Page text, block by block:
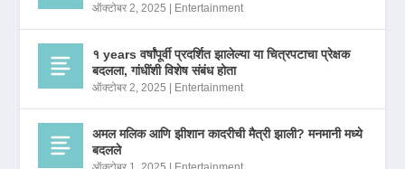
ऑक्टोबर 2, 2025 Entertainment
१ years वर्षांपूर्वी प्रदर्शित झालेल्या या चित्रपटाचा प्रेक्षक
बदलला, गांधींशी विशेष संबंध होता
ऑक्टोबर 2, 2025 Entertainment
अमल मलिक आणि झीशान कादरीची मैत्री झाली? मनमानी मध्ये
बदलले